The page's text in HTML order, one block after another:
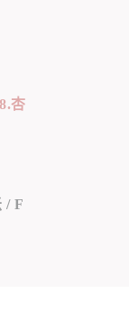
杏
/ F